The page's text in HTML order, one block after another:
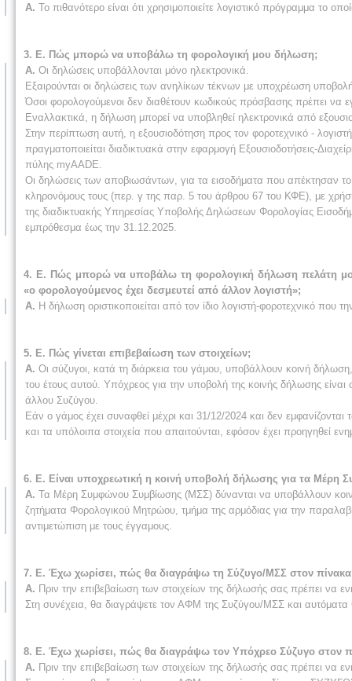
Α. Το πιθανότερο είναι ότι χρησιμοποιείτε λογιστικό πρόγραμμα το
3. Ε. Πώς μπορώ να υποβάλω τη φορολογική μου δήλωση;
Α. Οι δηλώσεις υποβάλλονται μόνο ηλεκτρονικά.
Εξαιρούνται οι δηλώσεις των ανηλίκων τέκνων με υποχρέωση
Όσοι φορολογούμενοι δεν διαθέτουν κωδικούς πρόσβασης πρέπει να
Εναλλακτικά, η δήλωση μπορεί να υποβληθεί ηλεκτρονικά από
Στην περίπτωση αυτή, η εξουσιοδότηση προς τον φοροτεχνικό -
πραγματοποιείται διαδικτυακά στην εφαρμογή Εξουσιοδοτήσεις-
πύλης myAADE.
Οι δηλώσεις των αποβιωσάντων, για τα εισοδήματα που απέκτησαν
κληρονόμους τους (περ. γ της παρ. 5 του άρθρου 67 του ΚΦΕ), με
της διαδικτυακής Υπηρεσίας Υποβολής Δηλώσεων Φορολογίας
εμπρόθεσμα έως την 31.12.2025.
4. Ε. Πώς μπορώ να υποβάλω τη φορολογική δήλωση πελάτη
«ο φορολογούμενος έχει δεσμευτεί από άλλον λογιστή»;
Α. Η δήλωση οριστικοποιείται από τον ίδιο λογιστή-φοροτεχνικό που
5. Ε. Πώς γίνεται επιβεβαίωση των στοιχείων;
Α. Οι σύζυγοι, κατά τη διάρκεια του γάμου, υποβάλλουν κοινή
του έτους αυτού. Υπόχρεος για την υποβολή της κοινής δήλωσης
άλλου Συζύγου.
Εάν ο γάμος έχει συναφθεί μέχρι και 31/12/2024 και δεν
και τα υπόλοιπα στοιχεία που απαιτούνται, εφόσον έχει προηγηθεί
6. Ε. Είναι υποχρεωτική η κοινή υποβολή δήλωσης για τα Μέρη
Α. Τα Μέρη Συμφώνου Συμβίωσης (ΜΣΣ) δύνανται να υποβάλλουν
ζητήματα Φορολογικού Μητρώου, τμήμα της αρμόδιας για την
αντιμετώπιση με τους έγγαμους.
7. Ε. Έχω χωρίσει, πώς θα διαγράψω τη Σύζυγο/ΜΣΣ στον πίνακα
Α. Πριν την επιβεβαίωση των στοιχείων της δήλωσής σας πρέπει να
Στη συνέχεια, θα διαγράψετε τον ΑΦΜ της Συζύγου/ΜΣΣ και
8. Ε. Έχω χωρίσει, πώς θα διαγράψω τον Υπόχρεο Σύζυγο στον
Α. Πριν την επιβεβαίωση των στοιχείων της δήλωσής σας πρέπει να